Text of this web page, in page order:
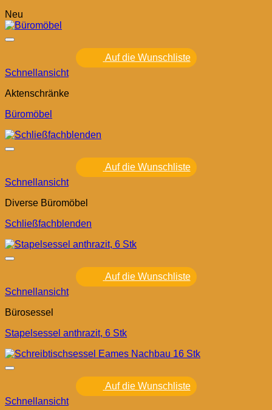
Neu
Auf die Wunschliste
Schnellansicht
Aktenschränke
Büromöbel
Auf die Wunschliste
Schnellansicht
Diverse Büromöbel
Schließfachblenden
Auf die Wunschliste
Schnellansicht
Bürosessel
Stapelsessel anthrazit, 6 Stk
Auf die Wunschliste
Schnellansicht